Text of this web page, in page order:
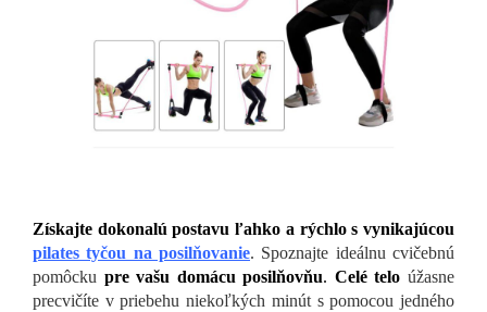
Získajte dokonalú postavu ľahko a rýchlo s vynikajúcou
pilates tyčou na posilňovanie. Spoznajte ideálnu cvičebnú
pomôcku pre vašu domácu posilňovňu. Celé telo úžasne
precvičíte v priebehu niekoľkých minút s pomocou jedného